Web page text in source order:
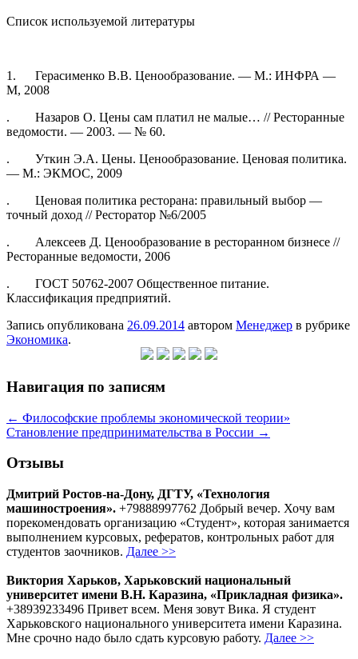
Список используемой литературы
1. Герасименко В.В. Ценообразование. — М.: ИНФРА —
М, 2008
. Назаров О. Цены сам платил не малые… // Ресторанные
ведомости. — 2003. — № 60.
. Уткин Э.А. Цены. Ценообразование. Ценовая политика.
— М.: ЭКМОС, 2009
. Ценовая политика ресторана: правильный выбор —
точный доход // Ресторатор №6/2005
. Алексеев Д. Ценообразование в ресторанном бизнесе //
Ресторанные ведомости, 2006
. ГОСТ 50762-2007 Общественное питание.
Классификация предприятий.
Запись опубликована 26.09.2014 автором Менеджер в рубрике
Экономика.
Навигация по записям
← Философские проблемы экономической теории»
Становление предпринимательства в России →
Отзывы
Дмитрий Ростов-на-Дону, ДГТУ, «Технология
машиностроения». +79888997762 Добрый вечер. Хочу вам
порекомендовать организацию «Студент», которая занимается
выполнением курсовых, рефератов, контрольных работ для
студентов заочников. Далее >>
Виктория Харьков, Харьковский национальный
университет имени В.Н. Каразина, «Прикладная физика».
+38939233496 Привет всем. Меня зовут Вика. Я студент
Харьковского национального университета имени Каразина.
Мне срочно надо было сдать курсовую работу. Далее >>